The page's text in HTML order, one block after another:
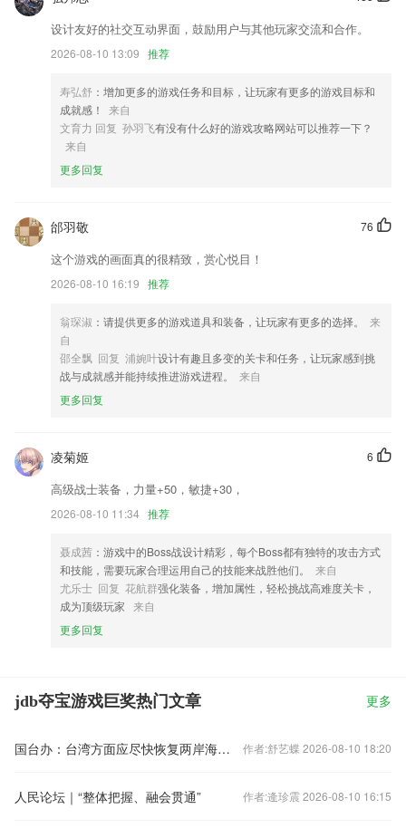
更名为Luka阅读养成
支持bonjour广播搜索；
公水联程 无忧出行
联系我们
以上就是jdb夺宝游戏巨奖的介绍，如果您喜欢这款软件，您可以到应用
商店进行打分评论，说出您的使用经历，以帮助我们更好的对产品进行优
化修改。
设计友好的社交互动界面，鼓励用户与其他玩家交流和合作。
2026-08-10 13:09 推荐
寿弘舒 ：增加更多的游戏任务和目标，让玩家有更多的游戏目标和
成就感！
来自
文育力 回复 孙羽飞有没有什么好的游戏攻略网站可以推荐一下？
来自
更多回复
76
邰羽敬
这个游戏的画面真的很精致，赏心悦目！
2026-08-10 16:19 推荐
翁琛淑 ：请提供更多的游戏道具和装备，让玩家有更多的选择。
来
自
邵全飘 回复 浦婉叶设计有趣且多变的关卡和任务，让玩家感到挑
战与成就感并能持续推进游戏进程。
来自
更多回复
6
凌菊姬
高级战士装备，力量+50，敏捷+30，
2026-08-10 11:34 推荐
聂成茜 ：游戏中的Boss战设计精彩，每个Boss都有独特的攻击方式
和技能，需要玩家合理运用自己的技能来战胜他们。
来自
尤乐士 回复 花航群强化装备，增加属性，轻松挑战高难度关卡，
成为顶级玩家 来自
更多回复
jdb夺宝游戏巨奖热门文章 更多
国台办：台湾方面应尽快恢复两岸海上客运直航 作者:舒艺蝶 2026-08-10 18:20
人民论坛｜“整体把握、融会贯通” 作者:逄珍震 2026-08-10 16:15